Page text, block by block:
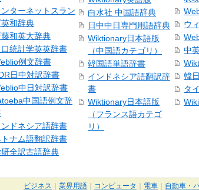
ンターネットスラン
英和辞典
和英大辞典
口統計学英英辞書
例文辞書
日中対訳辞書
中日対訳辞書
中国語例文辞
ンドネシア語辞書
ナム語翻訳辞書
全訳古語辞典
白水社 中国語辞典
日中中日専門用語辞典
Wiktionary日本語版
（中国語カテゴリ）
韓国語単語辞書
インドネシア語翻訳辞
書
Wiktionary日本語版
（フランス語カテゴ
リ）
ウ
中
韓
タ
ビジネス 業界用語 コンピュータ 電車 自動車・